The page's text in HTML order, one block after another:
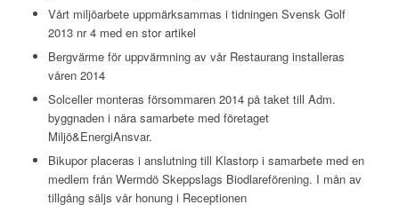
Vårt miljöarbete uppmärksammas i tidningen Svensk Golf
2013 nr 4 med en stor artikel
Bergvärme för uppvärmning av vår Restaurang installeras
våren 2014
Solceller monteras försommaren 2014 på taket till Adm.
byggnaden i nära samarbete med företaget
Miljö&EnergiAnsvar.
Bikupor placeras i anslutning till Klastorp i samarbete med en
medlem från Wermdö Skeppslags Biodlareförening. I mån av
tillgång säljs vår honung i Receptionen